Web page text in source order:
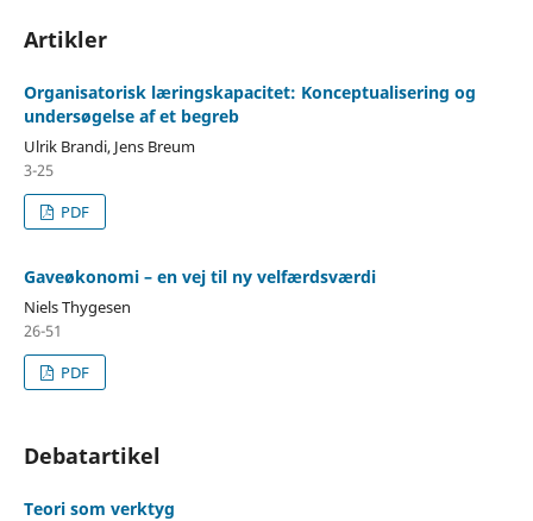
Artikler
Organisatorisk læringskapacitet: Konceptualisering og
undersøgelse af et begreb
Ulrik Brandi, Jens Breum
3-25
PDF
Gaveøkonomi – en vej til ny velfærdsværdi
Niels Thygesen
26-51
PDF
Debatartikel
Teori som verktyg